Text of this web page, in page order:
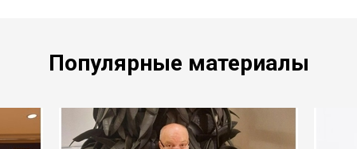
Популярные материалы